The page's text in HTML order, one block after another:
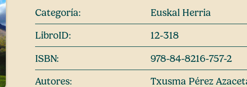
Categoría:
Euskal Herria
LibroID:
12-318
ISBN:
978-84-8216-757-2
Autores:
Txusma Pérez